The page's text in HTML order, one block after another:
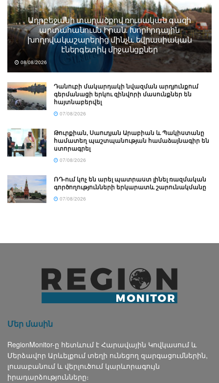
Ադրբեջանի տարածքով ռուսական գազի
արտահանումն Իրան. Խորհրդային
խողովակաշարերից մինչև եվրասիական
էներգետիկ միջանցքներ
08/08/2026
Դանուբի մակարդակի նվազման արդյունքում
գերմանացի երկու զինվորի մասունքներ են
հայտնաբերվել
07/08/2026
Թուրքիան, Սաուդյան Արաբիան և Պակիստանը
համատեղ պաշտպանության համաձայնագիր են
ստորագրել
07/08/2026
ՌԴ-ում կոչ են արել պատրաստ լինել ռազմական
գործողությունների երկարատև շարունակմանը
07/08/2026
Մեր մասին
RegionMonitor-ը հետևում է Հարավային Կովկասում և
Մերձավոր Արևելքում տեղի ունեցող զարգացումներին,
լուսաբանում և վերլուծում կարևորագույն
իրադարձությունները։